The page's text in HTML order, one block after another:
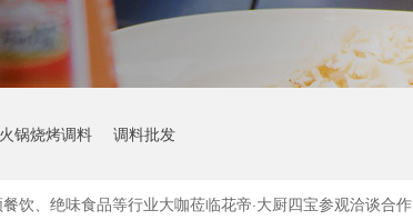
火锅烧烤调料 调料批发
饮、绝味食品等行业大咖莅临花帝·大厨四宝参观洽谈合作